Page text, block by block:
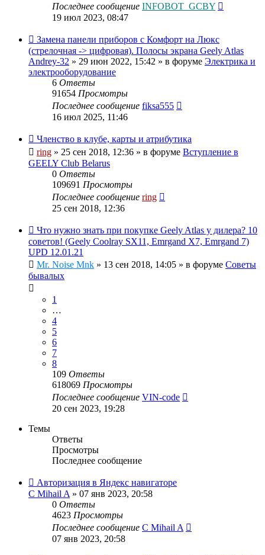
Последнее сообщение INFOBOT_GCBY
19 июл 2023, 08:47
Замена панели приборов с Комфорт на Люкс
(стрелочная -> цифровая). Полосы экрана Geely Atlas
Andrey-32 » 29 июн 2022, 15:42 » в форуме Электрика и
электрооборудование
6 Ответы
91654 Просмотры
Последнее сообщение fiksa555
16 июл 2025, 11:46
Членство в клубе, карты и атрибутика
ring » 25 сен 2018, 12:36 » в форуме Вступление в
GEELY Club Belarus
0 Ответы
109691 Просмотры
Последнее сообщение ring
25 сен 2018, 12:36
Что нужно знать при покупке Geely Atlas у дилера? 10
советов! (Geely Coolray SX11, Emrgand X7, Emrgand 7)
UPD 12.01.21
Mr. Noise Mnk » 13 сен 2018, 14:05 » в форуме Советы
бывалых
1
…
4
5
6
7
8
109 Ответы
618069 Просмотры
Последнее сообщение VIN-code
20 сен 2023, 19:28
Темы
Ответы
Просмотры
Последнее сообщение
Авторизация в Яндекс навигаторе
C Mihail A» 07 янв 2023, 20:58
0 Ответы
4623 Просмотры
Последнее сообщение C Mihail A
07 янв 2023, 20:58